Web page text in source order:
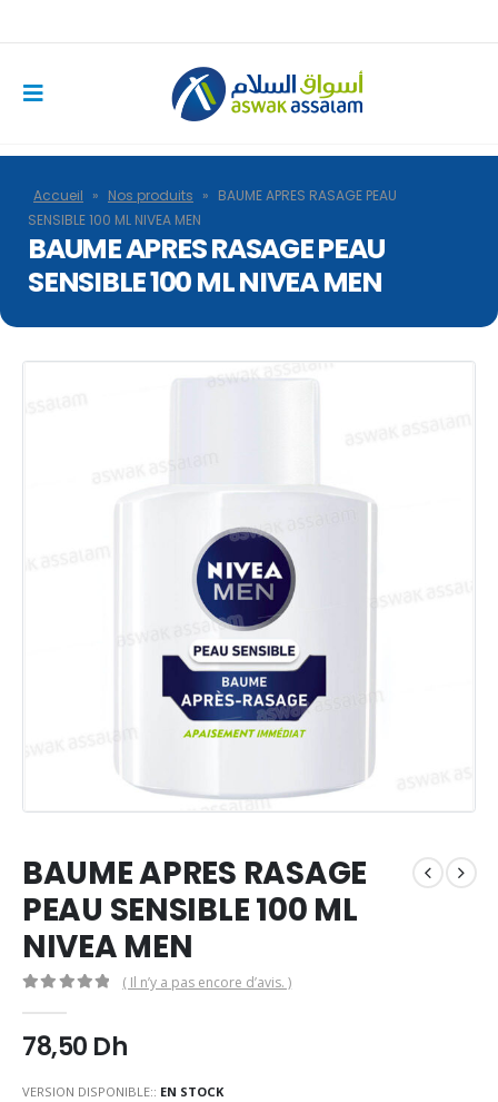
Accueil » Nos produits » BAUME APRES RASAGE PEAU
SENSIBLE 100 ML NIVEA MEN
BAUME APRES RASAGE PEAU
SENSIBLE 100 ML NIVEA MEN
BAUME APRES RASAGE
PEAU SENSIBLE 100 ML
NIVEA MEN
( Il n’y a pas encore d’avis. )
78,50 Dh
VERSION DISPONIBLE:: EN STOCK